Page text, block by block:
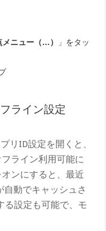
メニュー（…）
」をタッ
ライン設定
リID設定を開くと、
ライン利用可能に
ンにすると、最近
動でキャッシュさ
る設定も可能で、モ